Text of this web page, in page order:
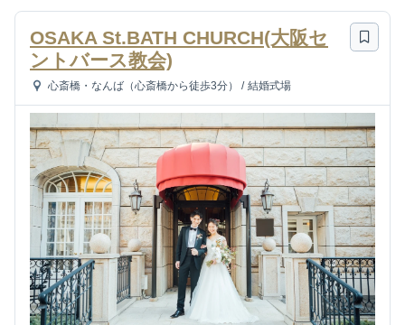
OSAKA St.BATH CHURCH(大阪セ
ントバース教会)
心斎橋・なんば（心斎橋から徒歩3分） / 結婚式場